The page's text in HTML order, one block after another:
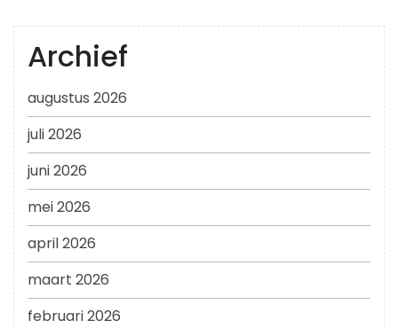
Archief
augustus 2026
juli 2026
juni 2026
mei 2026
april 2026
maart 2026
februari 2026